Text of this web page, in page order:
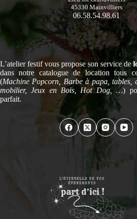
45330 Mainvilliers
06.58.54.98.61
L’atelier festif vous propose son service de
dans notre catalogue de location tous
(Machine Popcorn, Barbe à papa, tables,
mobilier, Jeux en Bois, Hot Dog, …)
parfait.